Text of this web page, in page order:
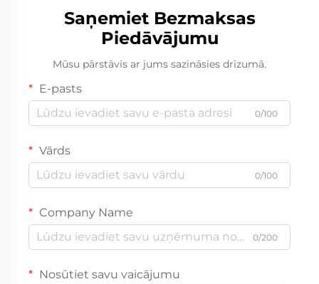
Saņemiet Bezmaksas
Piedāvājumu
Mūsu pārstāvis ar jums sazināsies drīzumā.
E-pasts
0/100
Vārds
0/100
Company Name
0/200
Nosūtiet savu vaicājumu